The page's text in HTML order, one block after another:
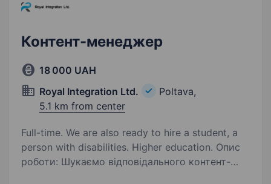
Контент-менеджер
18 000 UAH
Royal Integration Ltd.
Poltava,
5.1 km from center
Full-time. We are also ready to hire a student, a
person with disabilities. Higher education. Опис
роботи: Шукаємо відповідального контент-